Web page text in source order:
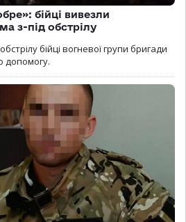
бійці вивезли
з-під обстрілу
бійці вогневої групи бригади
допомогу.